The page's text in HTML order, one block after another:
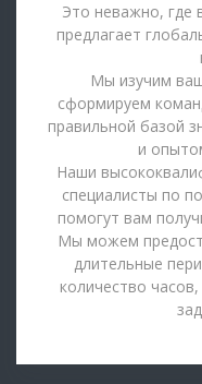
Это неважно, где
предлагает
Мы изучим
сформируем
правильной базой
и
Наши
специалисты по
помогут вам
Мы можем
длительные
количество